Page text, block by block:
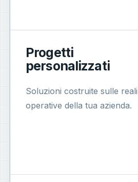
Progetti
personalizzati
Soluzioni costruite sulle
operative della tua azienda.